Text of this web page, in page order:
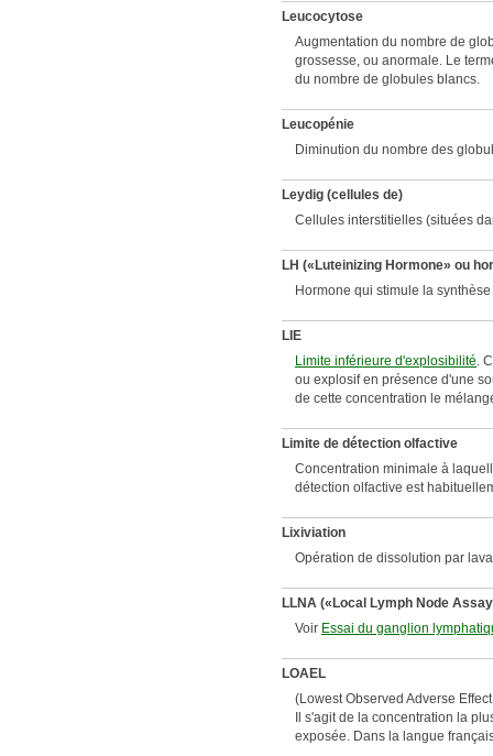
Leucocytose
Augmentation du nombre de
grossesse, ou anormale. Le
du nombre de globules blancs.
Leucopénie
Diminution du nombre des
Leydig (cellules de)
Cellules interstitielles (situées
LH («Luteinizing Hormone» ou
Hormone qui stimule la
LIE
Limite inférieure d'explosibilité.
ou explosif en présence d'une
de cette concentration le
Limite de détection olfactive
​Concentration minimale à
détection olfactive est
Lixiviation
Opération de dissolution par
LLNA («Local Lymph Node
​Voir Essai du ganglion
LOAEL
(Lowest Observed Adverse
Il s'agit de la concentration la
exposée. Dans la langue